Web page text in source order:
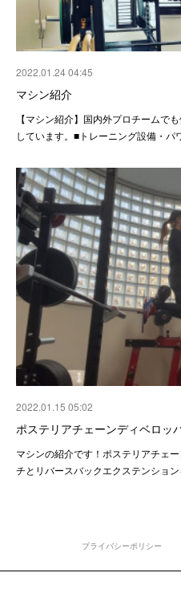
2022.01.24 04:45
マシン紹介
【マシン紹介】国内外プロチームで
しています。■トレーニング設備・
2022.01.15 05:02
ポステリアチェーンディベロッ
マシンの紹介です！ポステリアチェ
チとリバースバックエクステンショ
プライバシーポリシー